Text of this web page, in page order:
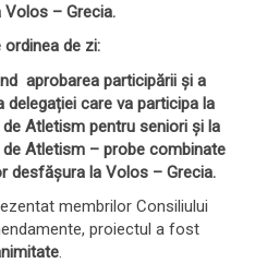
– Grecia.
ordinea de zi:
aprobarea participării și a
care va participa la
Atletism pentru seniori și la
Atletism – probe combinate
desfășura la Volos – Grecia.
membrilor Consiliului
proiectul a fost
.